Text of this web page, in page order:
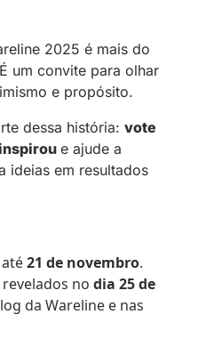
2025 é mais do
um convite para olhar
e propósito.
dessa história: vote
e ajude a
ideias em resultados
21 de novembro.
no dia 25 de
da Wareline e nas